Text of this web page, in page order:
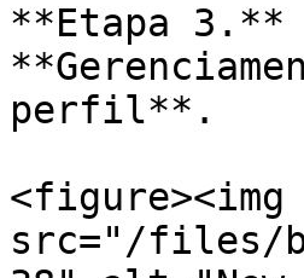
**Etapa 3.**
perfil**.
<figure><img
src="/files/